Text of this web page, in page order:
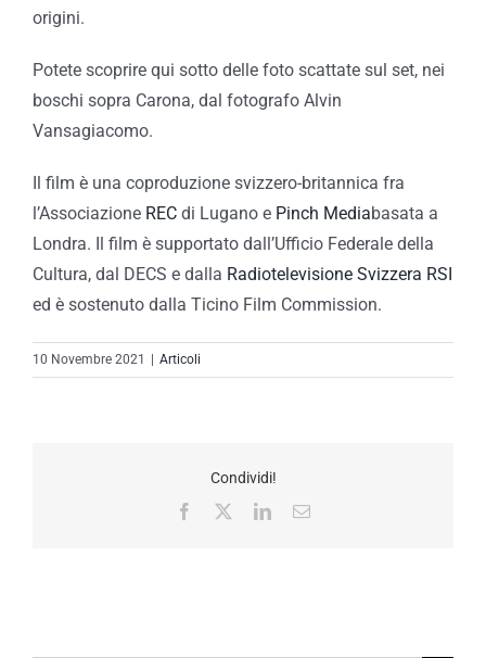
origini.
Potete scoprire qui sotto delle foto scattate sul set, nei
boschi sopra Carona, dal fotografo Alvin
Vansagiacomo.
Il film è una coproduzione svizzero-britannica fra
l’Associazione REC di Lugano e Pinch Mediabasata a
Londra. Il film è supportato dall’Ufficio Federale della
Cultura, dal DECS e dalla Radiotelevisione Svizzera RSI
ed è sostenuto dalla Ticino Film Commission.
10 Novembre 2021 Articoli
Condividi!
Facebook
LinkedInEmail